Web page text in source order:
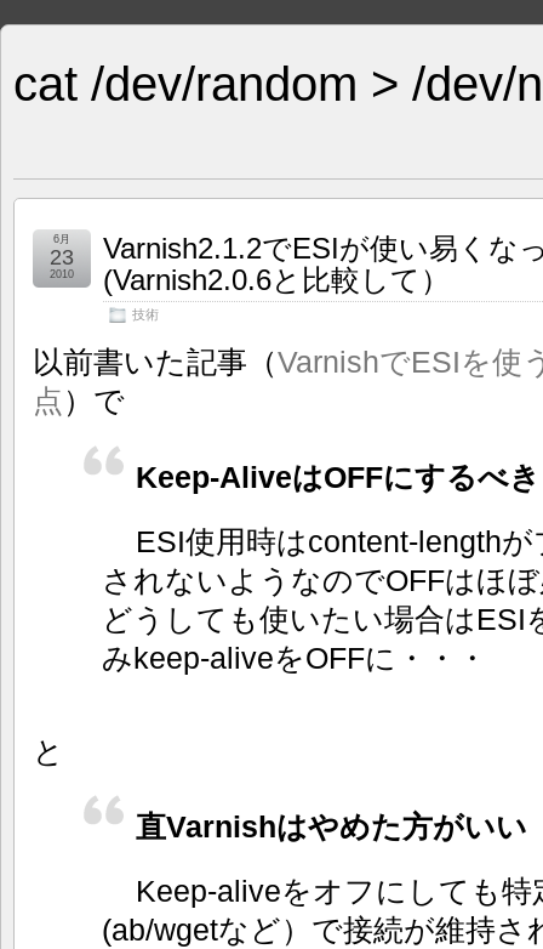
cat /dev/random > /dev/
Varnish2.1.2でESIが使い易くな
(Varnish2.0.6と比較して）
技術
6月
23
2010
以前書いた記事（VarnishでESIを使
点 ）で
Keep-AliveはOFFにするべき
ESI使用時はcontent-length
されないようなのでOFFはほ
どうしても使いたい場合はESI
みkeep-aliveをOFFに・・・
と
直Varnishはやめた方がいい
Keep-aliveをオフにしても
(ab/wgetなど）で接続が維持さ